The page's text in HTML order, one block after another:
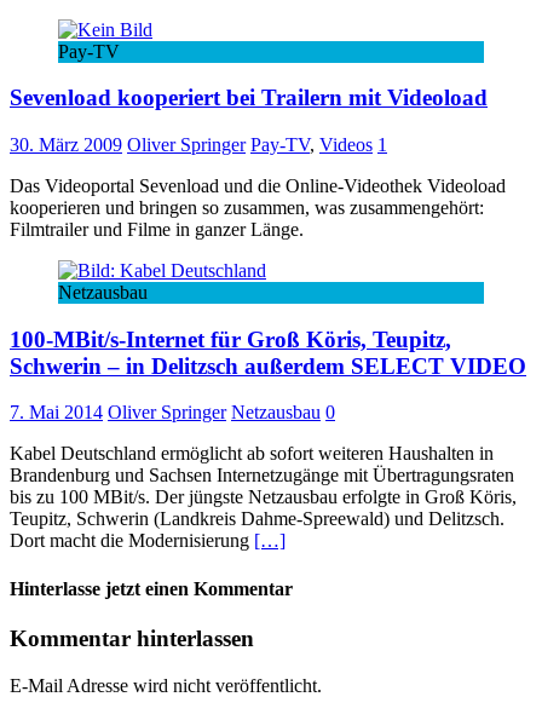
Pay-TV
Sevenload kooperiert bei Trailern mit Videoload
30. März 2009 Oliver Springer Pay-TV, Videos 1
Das Videoportal Sevenload und die Online-Videothek Videoload
kooperieren und bringen so zusammen, was zusammengehört:
Filmtrailer und Filme in ganzer Länge.
Netzausbau
100-MBit/s-Internet für Groß Köris, Teupitz,
Schwerin – in Delitzsch außerdem SELECT VIDEO
7. Mai 2014 Oliver Springer Netzausbau 0
Kabel Deutschland ermöglicht ab sofort weiteren Haushalten in
Brandenburg und Sachsen Internetzugänge mit Übertragungsraten
bis zu 100 MBit/s. Der jüngste Netzausbau erfolgte in Groß Köris,
Teupitz, Schwerin (Landkreis Dahme-Spreewald) und Delitzsch.
Dort macht die Modernisierung […]
Hinterlasse jetzt einen Kommentar
Kommentar hinterlassen
E-Mail Adresse wird nicht veröffentlicht.